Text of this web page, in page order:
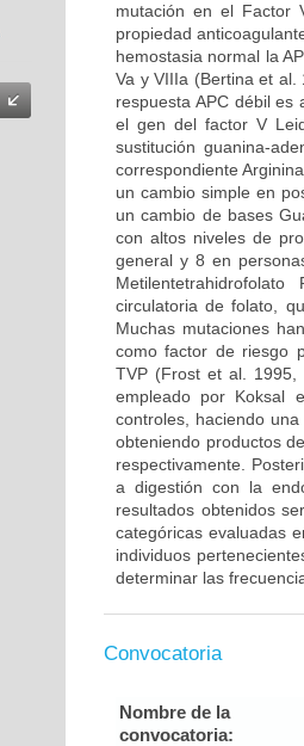
mutación en el Factor
propiedad
hemostasia normal la
Va y VIIIa (Bertina et
respuesta APC débil es
el gen del factor V
sustitución guanina-
correspondiente
un cambio simple en
un cambio de bases
con altos niveles de
general y 8 en
circulatoria de folato,
Muchas mutaciones
como factor de riesgo
TVP (Frost et al. 1995,
empleado por Koksal
controles, haciendo
obteniendo productos
respectivamente.
a digestión con la
resultados obtenidos
categóricas evaluadas
individuos
determinar las
Convocatoria
Nombre de la
convocatoria: